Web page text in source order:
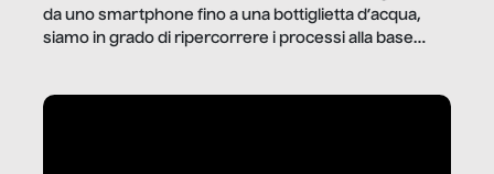
da uno smartphone fino a una bottiglietta d’acqua,
siamo in grado di ripercorrere i processi alla base
dietro gli oggetti e i servizi che fanno la nostra vita